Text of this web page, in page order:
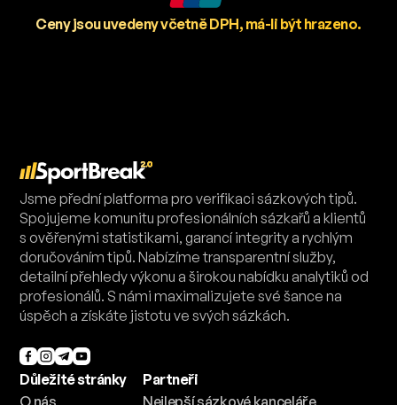
Ceny jsou uvedeny včetně DPH, má-li být hrazeno.
Jsme přední platforma pro verifikaci sázkových tipů.
Spojujeme komunitu profesionálních sázkařů a klientů
s ověřenými statistikami, garancí integrity a rychlým
doručováním tipů. Nabízíme transparentní služby,
detailní přehledy výkonu a širokou nabídku analytiků od
profesionálů. S námi maximalizujete své šance na
úspěch a získáte jistotu ve svých sázkách.
Důležité stránky
Partneři